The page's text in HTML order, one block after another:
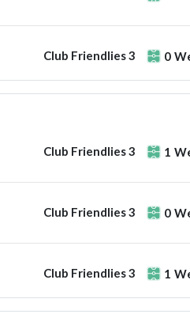
Club Friendlies 3 0
Club Friendlies 3 1
Club Friendlies 3 0
Club Friendlies 3 1